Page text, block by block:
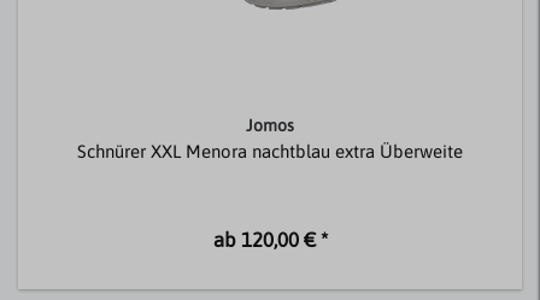
Jomos
Schnürer XXL Menora nachtblau extra Überweite
ab 120,00 € *